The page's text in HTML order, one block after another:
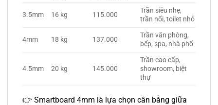
3.5mm 16 kg 115.000
Trần siêu nhẹ,
trần nổi, toilet nhỏ
4mm 18 kg 137.000
Trần văn phòng,
bếp, spa, nhà phố
4.5mm 20 kg 145.000
Trần cao cấp,
showroom, biệt
thự
👉 Smartboard 4mm là lựa chọn cân bằng giữa